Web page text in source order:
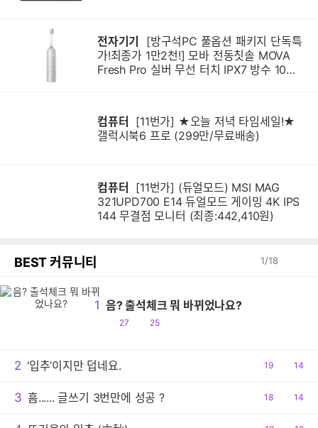
전자기기
가!최종가 1만2천!] 모바 전동칫솔 MOVA
Fresh Pro 실버 무선 터치 IPX7 방수 10단
컴퓨터
갤럭시북6 프로 (299만/무료배송)
컴퓨터
321UPD700 E14 듀얼모드 게이밍 4K IPS
144 무결점 모니터 (최종:442,410원)
BEST 커뮤니티 1/18
1 음? 출석체크 뭐 바뀌었나요?
공
27
댓
25
2 ‘입추’이지만 덥네요.
공
19
댓
14
3 흠...... 글쓰기 3번만에 성공 ?
공
18
댓
14